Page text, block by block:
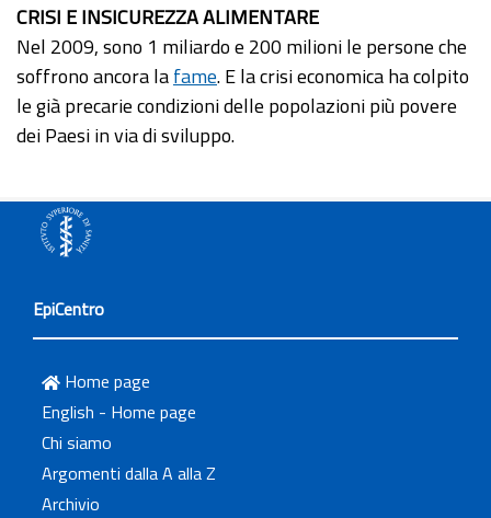
CRISI E INSICUREZZA ALIMENTARE
Nel 2009, sono 1 miliardo e 200 milioni le persone che
soffrono ancora lafame. E la crisi economica ha colpito
le già precarie condizioni delle popolazioni più povere
dei Paesi in via di sviluppo.
EpiCentro
Home page
English - Home page
Chi siamo
Argomenti dalla A alla Z
Archivio